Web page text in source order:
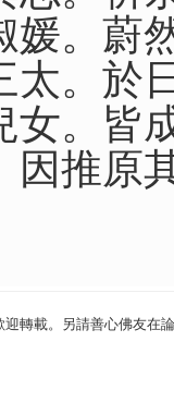
媛。蔚
太。於
女。皆
因推原
轉載。另請善心佛友在